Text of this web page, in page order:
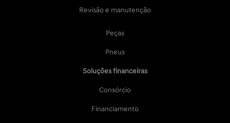
Revisão e manutenção
Peças
Pneus
Soluções financeiras
Consórcio
Financiamento